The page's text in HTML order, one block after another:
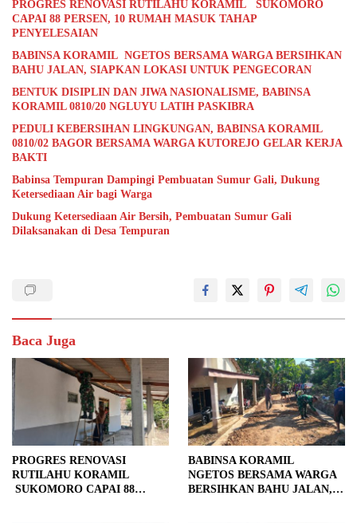
PROGRES RENOVASI RUTILAHU KORAMIL SUKOMORO
CAPAI 88 PERSEN, 10 RUMAH MASUK TAHAP
PENYELESAIAN
BABINSA KORAMIL NGETOS BERSAMA WARGA BERSIHKAN
BAHU JALAN, SIAPKAN LOKASI UNTUK PENGECORAN
BENTUK DISIPLIN DAN JIWA NASIONALISME, BABINSA
KORAMIL 0810/20 NGLUYU LATIH PASKIBRA
PEDULI KEBERSIHAN LINGKUNGAN, BABINSA KORAMIL
0810/02 BAGOR BERSAMA WARGA KUTOREJO GELAR KERJA
BAKTI
Babinsa Tempuran Dampingi Pembuatan Sumur Gali, Dukung
Ketersediaan Air bagi Warga
Dukung Ketersediaan Air Bersih, Pembuatan Sumur Gali
Dilaksanakan di Desa Tempuran
Baca Juga
PROGRES RENOVASI
RUTILAHU KORAMIL
SUKOMORO CAPAI 88
BABINSA KORAMIL
NGETOS BERSAMA WARGA
BERSIHKAN BAHU JALAN,